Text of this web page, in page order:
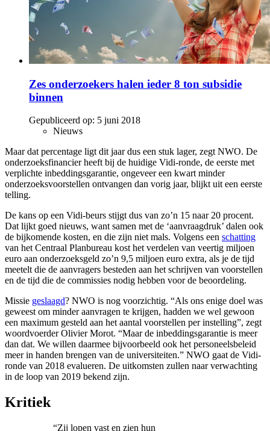
Zes onderzoekers halen ieder 8 ton subsidie
binnen
Gepubliceerd op: 5 juni 2018
Nieuws
Maar dat percentage ligt dit jaar dus een stuk lager, zegt NWO. De
onderzoeksfinancier heeft bij de huidige Vidi-ronde, de eerste met
verplichte inbeddingsgarantie, ongeveer een kwart minder
onderzoeksvoorstellen ontvangen dan vorig jaar, blijkt uit een eerste
telling.
De kans op een Vidi-beurs stijgt dus van zo’n 15 naar 20 procent.
Dat lijkt goed nieuws, want samen met de ‘aanvraagdruk’ dalen ook
de bijkomende kosten, en die zijn niet mals. Volgens een schatting
van het Centraal Planbureau kost het verdelen van veertig miljoen
euro aan onderzoeksgeld zo’n 9,5 miljoen euro extra, als je de tijd
meetelt die de aanvragers besteden aan het schrijven van voorstellen
en de tijd die de commissies nodig hebben voor de beoordeling.
Missie geslaagd? NWO is nog voorzichtig. “Als ons enige doel was
geweest om minder aanvragen te krijgen, hadden we wel gewoon
een maximum gesteld aan het aantal voorstellen per instelling”, zegt
woordvoerder Olivier Morot. “Maar de inbeddingsgarantie is meer
dan dat. We willen daarmee bijvoorbeeld ook het personeelsbeleid
meer in handen brengen van de universiteiten.” NWO gaat de Vidi-
ronde van 2018 evalueren. De uitkomsten zullen naar verwachting
in de loop van 2019 bekend zijn.
Kritiek
“Zij lopen vast en zien hun